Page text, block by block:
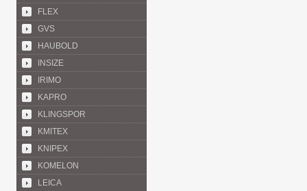
FLEX
GVS
HAUBOLD
INSIZE
IRIMO
KAPRO
KLINGSPOR
KMITEX
KNIPEX
KOMELON
LEICA